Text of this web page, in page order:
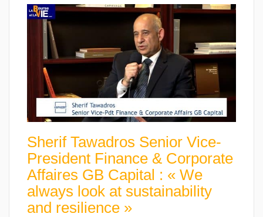
Sherif Tawadros Senior Vice-
President Finance & Corporate
Affaires GB Capital : « We
always look at sustainability
and resilience »